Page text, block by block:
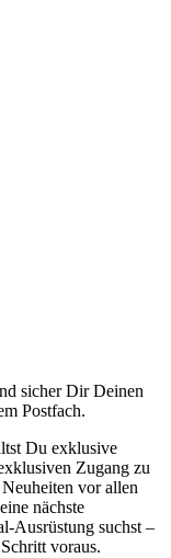
sicher Dir Deinen
Postfach.
Du exklusive
Zugang zu
vor allen
nächste
Ausrüstung suchst –
voraus.